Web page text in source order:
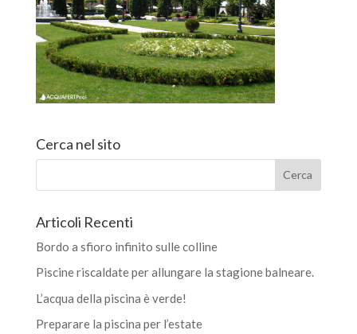
Cerca nel sito
Articoli Recenti
Bordo a sfioro infinito sulle colline
Piscine riscaldate per allungare la stagione balneare.
L’acqua della piscina è verde!
Preparare la piscina per l’estate